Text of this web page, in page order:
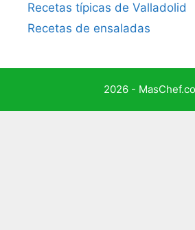
Recetas típicas de Valladolid
Recetas de ensaladas
2026 -